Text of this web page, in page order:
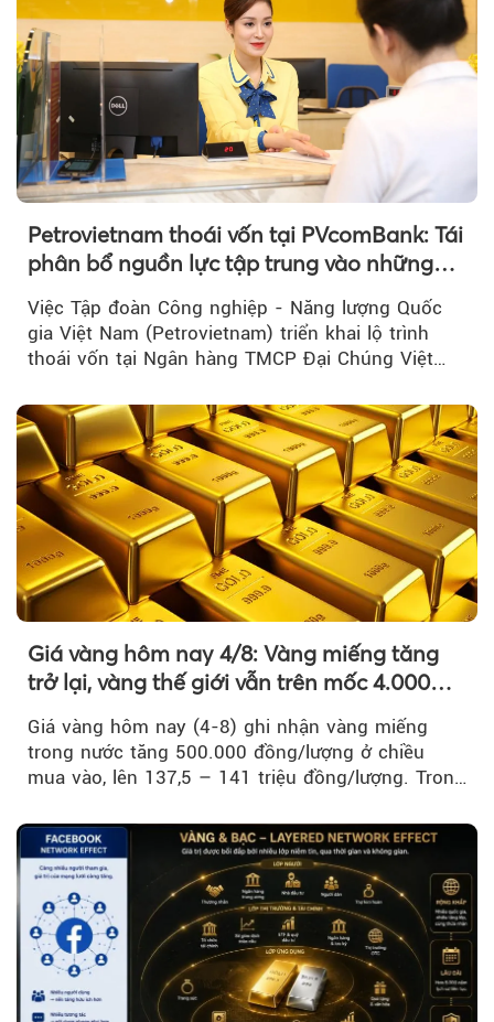
Petrovietnam thoái vốn tại PVcomBank: Tái
phân bổ nguồn lực tập trung vào những
Việc Tập đoàn Công nghiệp - Năng lượng Quốc
gia Việt Nam (Petrovietnam) triển khai lộ trình
thoái vốn tại Ngân hàng TMCP Đại Chúng Việt
Giá vàng hôm nay 4/8: Vàng miếng tăng
trở lại, vàng thế giới vẫn trên mốc 4.000
Giá vàng hôm nay (4-8) ghi nhận vàng miếng
trong nước tăng 500.000 đồng/lượng ở chiều
mua vào, lên 137,5 – 141 triệu đồng/lượng. Trong
trì trên ngưỡng 4.000 USD/ounce.